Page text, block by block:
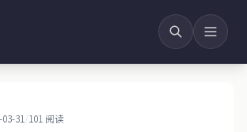
31/101 阅读